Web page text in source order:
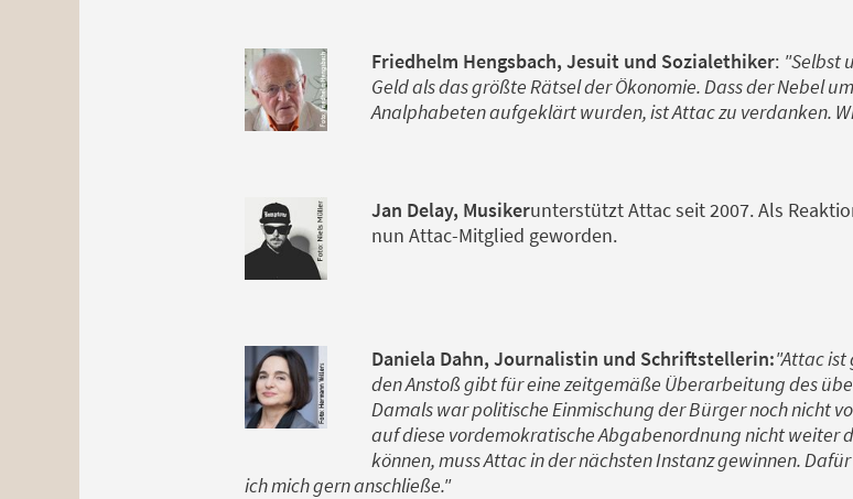
Friedhelm Hengsbach, Jesuit und Sozialethiker: "Selbst
Geld als das größte Rätsel der Ökonomie. Dass der Nebel
Analphabeten aufgeklärt wurden, ist Attac zu verdanken.
Jan Delay, Musikerunterstützt Attac seit 2007. Als
nun Attac-Mitglied geworden.
Daniela Dahn, Journalistin und Schriftstellerin:"Attac
den Anstoß gibt für eine zeitgemäße Überarbeitung des
Damals war politische Einmischung der Bürger noch nicht
auf diese vordemokratische Abgabenordnung nicht weiter
können, muss Attac in der nächsten Instanz gewinnen.
ich mich gern anschließe."